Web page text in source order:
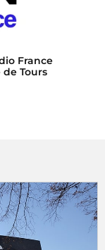
France
Tours